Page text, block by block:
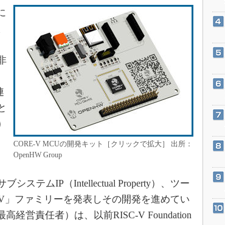
ジニア」の
CORE-V MCUの開発キット［クリックで拡大］ 出所：
OpenHW Group
システムIP（Intellectual Property）、ツー
ファミリーを発表しその開発を進めてい
経営責任者）は、以前RISC-V Foundation